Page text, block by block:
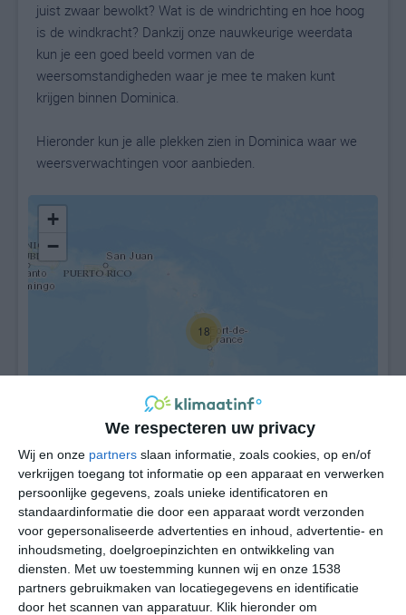
We respecteren uw privacy
Wij en onze partners slaan informatie, zoals cookies, op en/of
verkrijgen toegang tot informatie op een apparaat en verwerken
persoonlijke gegevens, zoals unieke identificatoren en
standaardinformatie die door een apparaat wordt verzonden
voor gepersonaliseerde advertenties en inhoud, advertentie- en
inhoudsmeting, doelgroepinzichten en ontwikkeling van
diensten.
Met uw toestemming kunnen wij en onze 1538
partners gebruikmaken van locatiegegevens en identificatie
door het scannen van apparatuur. Klik hieronder om
juist zwaar bewolkt? Wat is de windrichting en hoe hoog
is de windkracht? Dankzij onze nauwkeurige weerdata
kun je een goed beeld vormen van de
weersomstandigheden waar je mee te maken kunt
krijgen binnen Dominica.
Hieronder kun je alle plekken zien in Dominica waar we
weersverwachtingen voor aanbieden.
18
+
−
Leaflet| ©OpenStreetMapcontributors
> Berekua
> Calibishie